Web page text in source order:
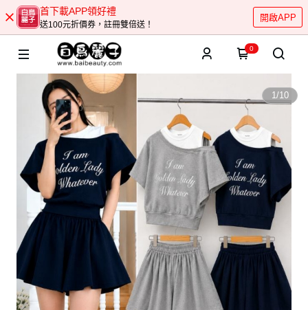
首下載APP領好禮
送100元折價券，註冊雙倍送！
開啟APP
0
1/10